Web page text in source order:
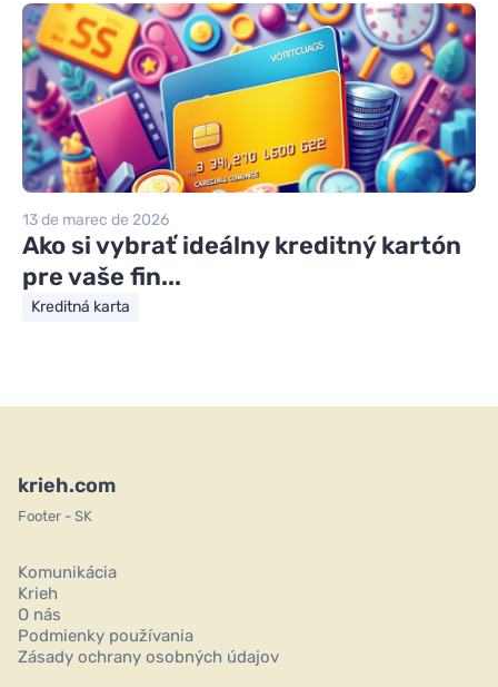
13 de marec de 2026
Ako si vybrať ideálny kreditný kartón
pre vaše fin...
Kreditná karta
krieh.com
Footer - SK
Komunikácia
Krieh
O nás
Podmienky používania
Zásady ochrany osobných údajov